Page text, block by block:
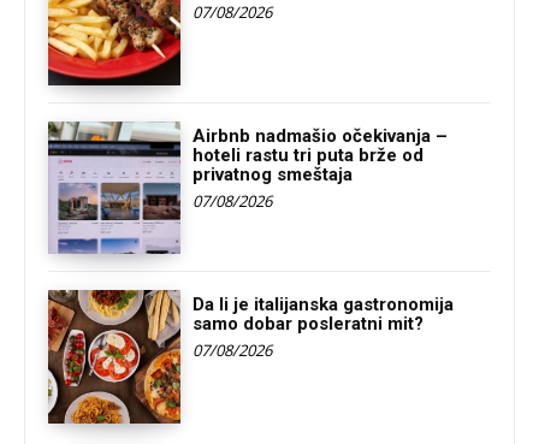
07/08/2026
Airbnb nadmašio očekivanja –
hoteli rastu tri puta brže od
privatnog smeštaja
07/08/2026
Da li je italijanska gastronomija
samo dobar posleratni mit?
07/08/2026